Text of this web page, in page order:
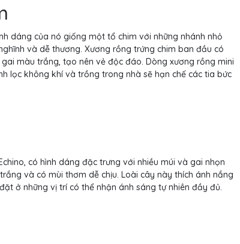
dáng của nó giống một tổ chim với những nhánh nhỏ
và dễ thương. Xương rồng trứng chim ban đầu có
màu trắng, tạo nên vẻ độc đáo. Dòng xương rồng mini
lọc không khí và trồng trong nhà sẽ hạn chế các tia bức
có hình dáng đặc trưng với nhiều múi và gai nhọn
và có mùi thơm dễ chịu. Loài cây này thích ánh nắng
ở những vị trí có thể nhận ánh sáng tự nhiên đầy đủ.